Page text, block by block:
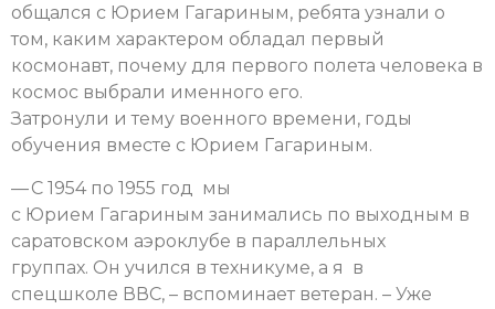
общался с Юрием Гагариным, ребята узнали о
том, каким характером обладал первый
космонавт, почему для первого полета человека в
космос выбрали именного его.
Затронули и тему военного времени, годы
обучения вместе с Юрием Гагариным.
— С 1954 по 1955 год мы
с Юрием Гагариным занимались по выходным в
саратовском аэроклубе в параллельных
группах. Он учился в техникуме, а я в
спецшколе ВВС, – вспоминает ветеран. – Уже